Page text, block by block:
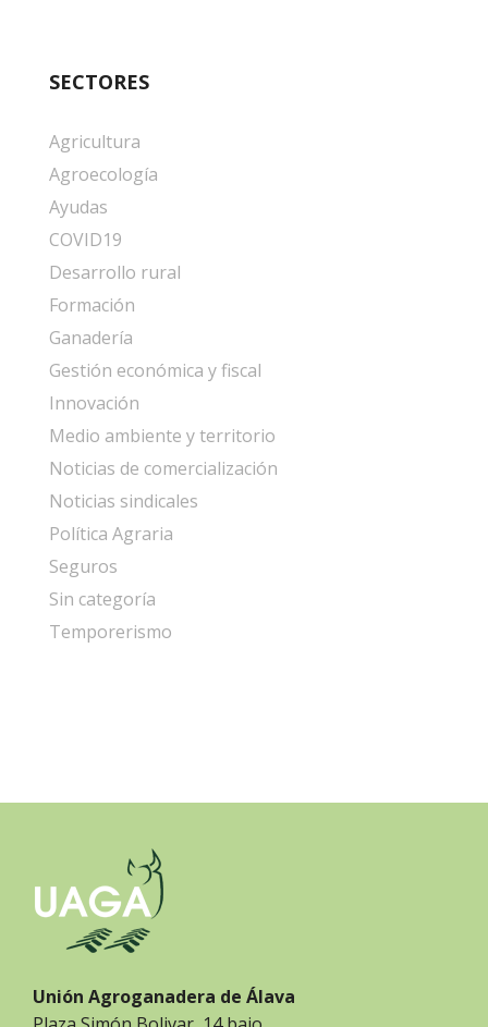
SECTORES
Agricultura
Agroecología
Ayudas
COVID19
Desarrollo rural
Formación
Ganadería
Gestión económica y fiscal
Innovación
Medio ambiente y territorio
Noticias de comercialización
Noticias sindicales
Política Agraria
Seguros
Sin categoría
Temporerismo
Unión Agroganadera de Álava